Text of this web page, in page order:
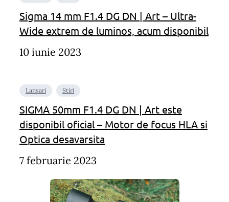
Sigma 14 mm F1.4 DG DN | Art – Ultra-
Wide extrem de luminos, acum disponibil
10 iunie 2023
Lansari Stiri
SIGMA 50mm F1.4 DG DN | Art este
disponibil oficial – Motor de focus HLA si
Optica desavarsita
7 februarie 2023